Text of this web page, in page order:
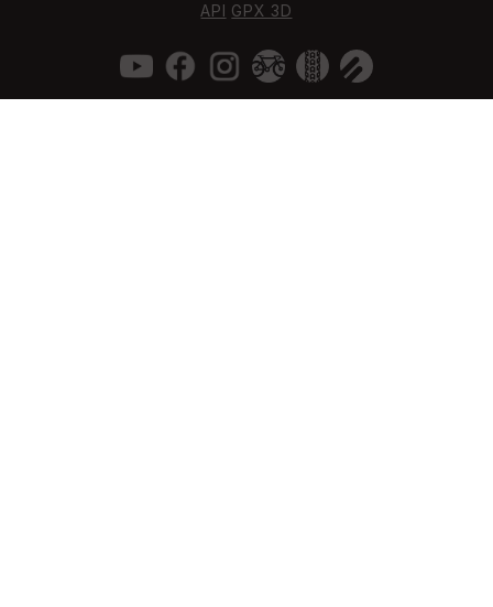
API GPX 3D